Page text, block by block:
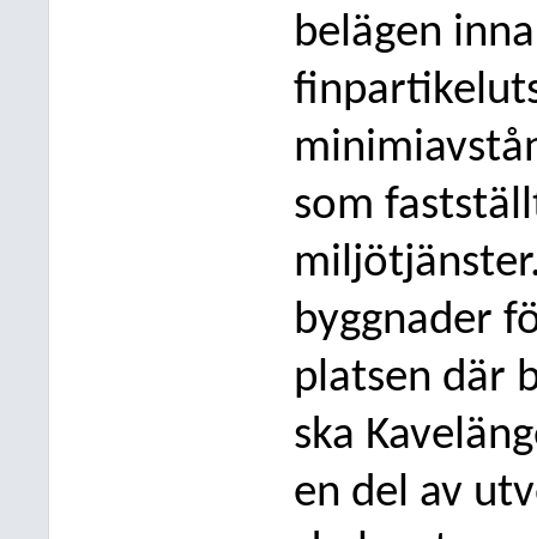
belägen
som
byggnader
platsen där
ska
en del av